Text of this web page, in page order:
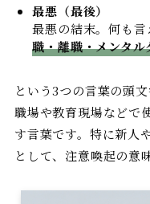
最悪（最後）
最悪の結末。何も言
職・離職・メンタル
という3つの言葉の頭
職場や教育現場などで
す言葉です。特に新人
として、注意喚起の意